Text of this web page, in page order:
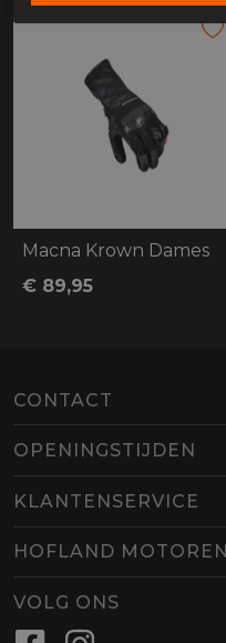
Macna Krown Dames
€ 89,95
CONTACT
BEL EMAIL
OPENINGSTIJDEN
Maandag
Dinsdag
Woensdag
Donderdag
Vrijdag
KLANTENSERVICE
HOFLAND MOTOREN
VOLG ONS